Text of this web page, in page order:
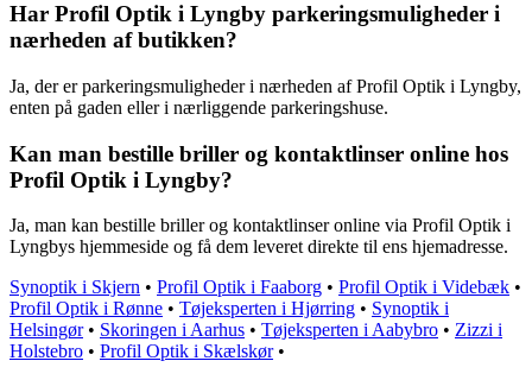
Har Profil Optik i Lyngby parkeringsmuligheder i
nærheden af butikken?
Ja, der er parkeringsmuligheder i nærheden af Profil Optik i Lyngby,
enten på gaden eller i nærliggende parkeringshuse.
Kan man bestille briller og kontaktlinser online hos
Profil Optik i Lyngby?
Ja, man kan bestille briller og kontaktlinser online via Profil Optik i
Lyngbys hjemmeside og få dem leveret direkte til ens hjemadresse.
Synoptik i Skjern • Profil Optik i Faaborg • Profil Optik i Videbæk •
Profil Optik i Rønne • Tøjeksperten i Hjørring • Synoptik i
Helsingør• Skoringen i Aarhus • Tøjeksperten i Aabybro • Zizzi i
Holstebro • Profil Optik i Skælskør•